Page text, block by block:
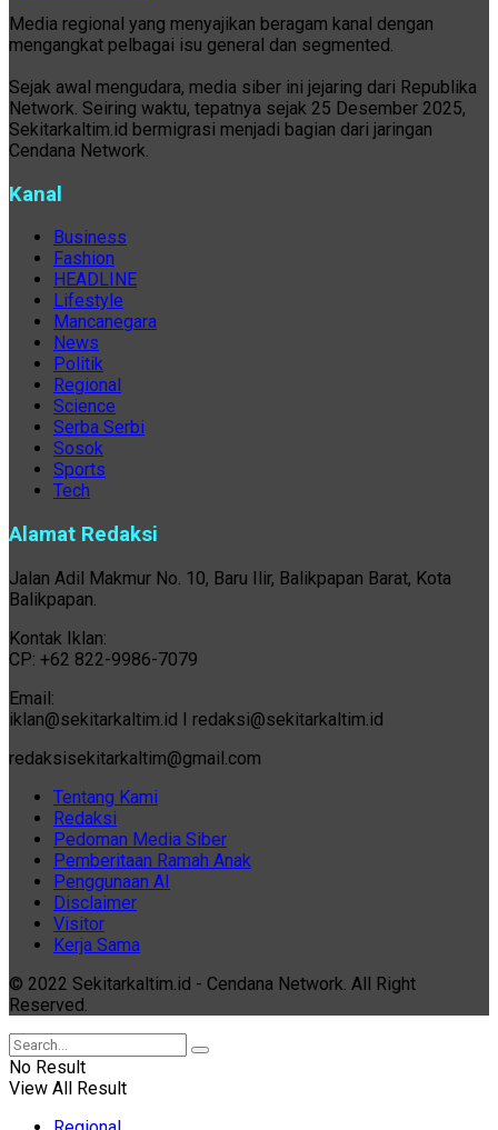
Media regional yang menyajikan beragam kanal dengan
mengangkat pelbagai isu general dan segmented.
Sejak awal mengudara, media siber ini jejaring dari Republika
Network. Seiring waktu, tepatnya sejak 25 Desember 2025,
Sekitarkaltim.id bermigrasi menjadi bagian dari jaringan
Cendana Network.
Kanal
Business
Fashion
HEADLINE
Lifestyle
Mancanegara
News
Politik
Regional
Science
Serba Serbi
Sosok
Sports
Tech
Alamat Redaksi
Jalan Adil Makmur No. 10, Baru Ilir, Balikpapan Barat, Kota
Balikpapan.
Kontak Iklan:
CP: +62 822-9986-7079
Email:
iklan@sekitarkaltim.id I redaksi@sekitarkaltim.id
redaksisekitarkaltim@gmail.com
Tentang Kami
Redaksi
Pedoman Media Siber
Pemberitaan Ramah Anak
Penggunaan AI
Disclaimer
Visitor
Kerja Sama
© 2022 Sekitarkaltim.id - Cendana Network. All Right
Reserved.
No Result
View All Result